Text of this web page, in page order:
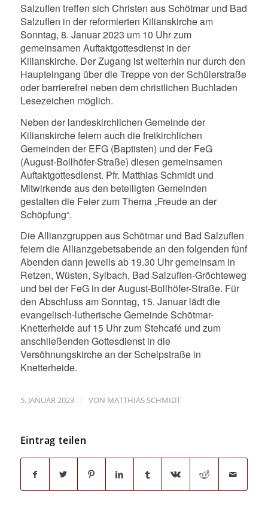
Salzuflen treffen sich Christen aus Schötmar und Bad
Salzuflen in der reformierten Kilianskirche am
Sonntag, 8. Januar 2023 um 10 Uhr zum
gemeinsamen Auftaktgottesdienst in der
Kilianskirche. Der Zugang ist weiterhin nur durch den
Haupteingang über die Treppe von der Schülerstraße
oder barrierefrei neben dem christlichen Buchladen
Lesezeichen möglich.
Neben der landeskirchlichen Gemeinde der
Kilianskirche feiern auch die freikirchlichen
Gemeinden der EFG (Baptisten) und der FeG
(August-Bollhöfer-Straße) diesen gemeinsamen
Auftaktgottesdienst. Pfr. Matthias Schmidt und
Mitwirkende aus den beteiligten Gemeinden
gestalten die Feier zum Thema „Freude an der
Schöpfung“.
Die Allianzgruppen aus Schötmar und Bad Salzuflen
feiern die Allianzgebetsabende an den folgenden fünf
Abenden dann jeweils ab 19.30 Uhr gemeinsam in
Retzen, Wüsten, Sylbach, Bad Salzuflen-Gröchteweg
und bei der FeG in der August-Bollhöfer-Straße. Für
den Abschluss am Sonntag, 15. Januar lädt die
evangelisch-lutherische Gemeinde Schötmar-
Knetterheide auf 15 Uhr zum Stehcafé und zum
anschließenden Gottesdienst in die
Versöhnungskirche an der Schelpstraße in
Knetterheide.
5. JANUAR 2023 / VON MATTHIAS SCHMIDT
Eintrag teilen